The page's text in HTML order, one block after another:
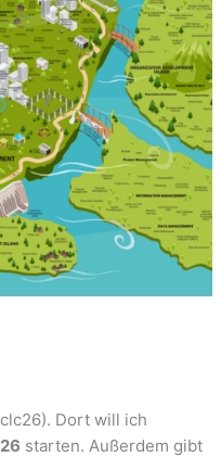
Dort will ich
starten. Außerdem gibt